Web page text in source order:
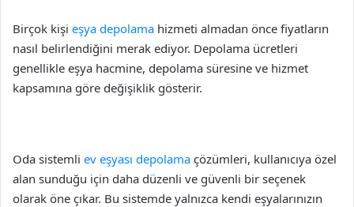
Birçok kişi eşya depolama hizmeti almadan önce fiyatların
nasıl belirlendiğini merak ediyor. Depolama ücretleri
genellikle eşya hacmine, depolama süresine ve hizmet
kapsamına göre değişiklik gösterir.
Oda sistemli ev eşyası depolama çözümleri, kullanıcıya özel
alan sunduğu için daha düzenli ve güvenli bir seçenek
olarak öne çıkar. Bu sistemde yalnızca kendi eşyalarınızın